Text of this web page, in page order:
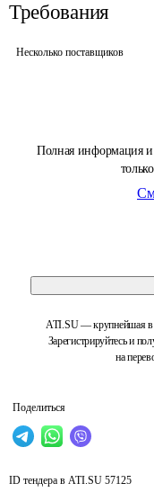
Полная информация и
ATI.SU — крупнейшая в
Зарегистрируйтесь и
на
Поделиться
Требования
Несколько поставщиков
ID тендера в ATI.SU 57125